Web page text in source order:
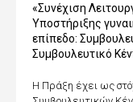
«Συνέχιση
Υποστήριξης
επίπεδο:
Συμβουλευτικό
Η Πράξη έχει ως